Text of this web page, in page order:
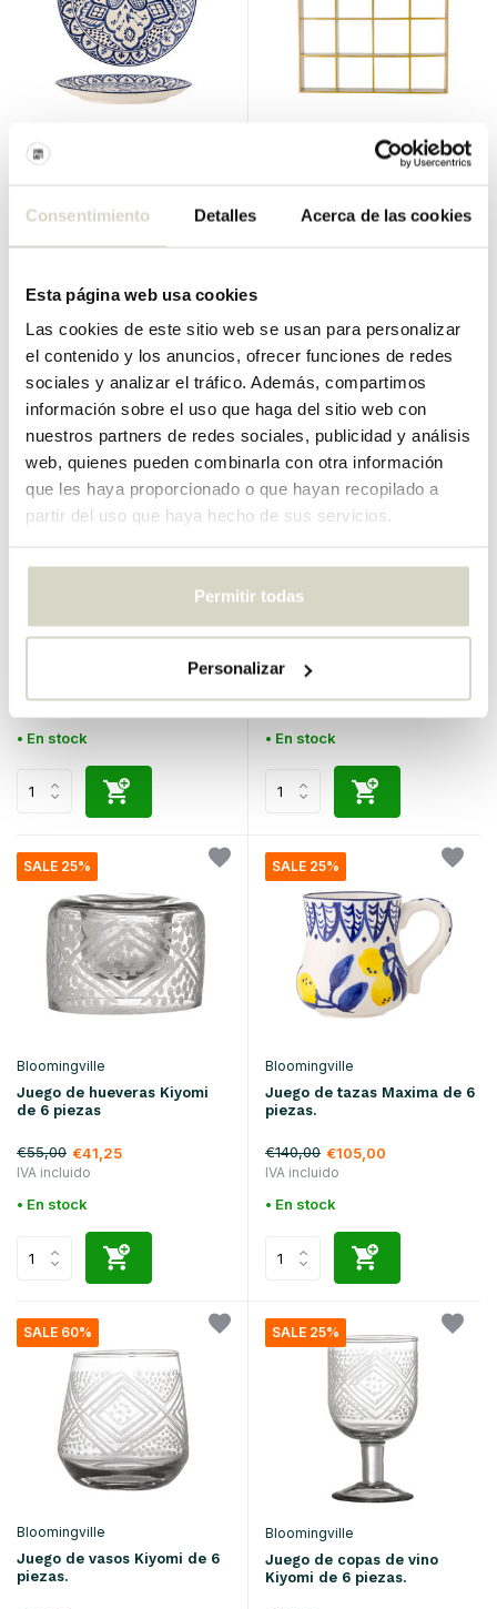
Consentimiento Detalles Acerca de las cookies
Esta página web usa cookies
Las cookies de este sitio web se usan para personalizar
el contenido y los anuncios, ofrecer funciones de redes
sociales y analizar el tráfico. Además, compartimos
información sobre el uso que haga del sitio web con
nuestros partners de redes sociales, publicidad y análisis
web, quienes pueden combinarla con otra información
que les haya proporcionado o que hayan recopilado a
partir del uso que haya hecho de sus servicios.
Permitir todas
Personalizar
Platos Karlie azul set de 6
€145,00 €108,75
Estante de pared Bekka
€129,00 €96,75
SALE 25%
Juego de cuencos de limon
de 6 piezas.
IVA incluido
• En stock
SALE 25%
Bloomingville
Tazas Maxima azul set de 6
piezas
IVA incluido
• En stock
SALE 25%
Bloomingville
Juego de hueveras Kiyomi
de 6 piezas
€55,00 €41,25
IVA incluido
• En stock
SALE 25%
Bloomingville
Juego de tazas Maxima de 6
piezas.
€140,00 €105,00
IVA incluido
• En stock
SALE 60%
Bloomingville
Juego de vasos Kiyomi de 6
piezas.
SALE 25%
Bloomingville
Juego de copas de vino
Kiyomi de 6 piezas.